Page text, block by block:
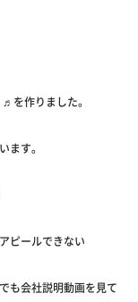
を作りました。
ます。
ピールできない
も会社説明動画を見て